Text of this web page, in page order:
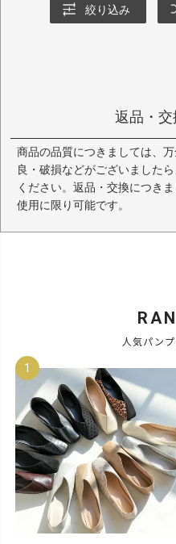
絞り込み
返品・
商品の品質につきましては、
良・破損などがございました
ください。返品・交換につき
使用に限り可能です。
人気パン